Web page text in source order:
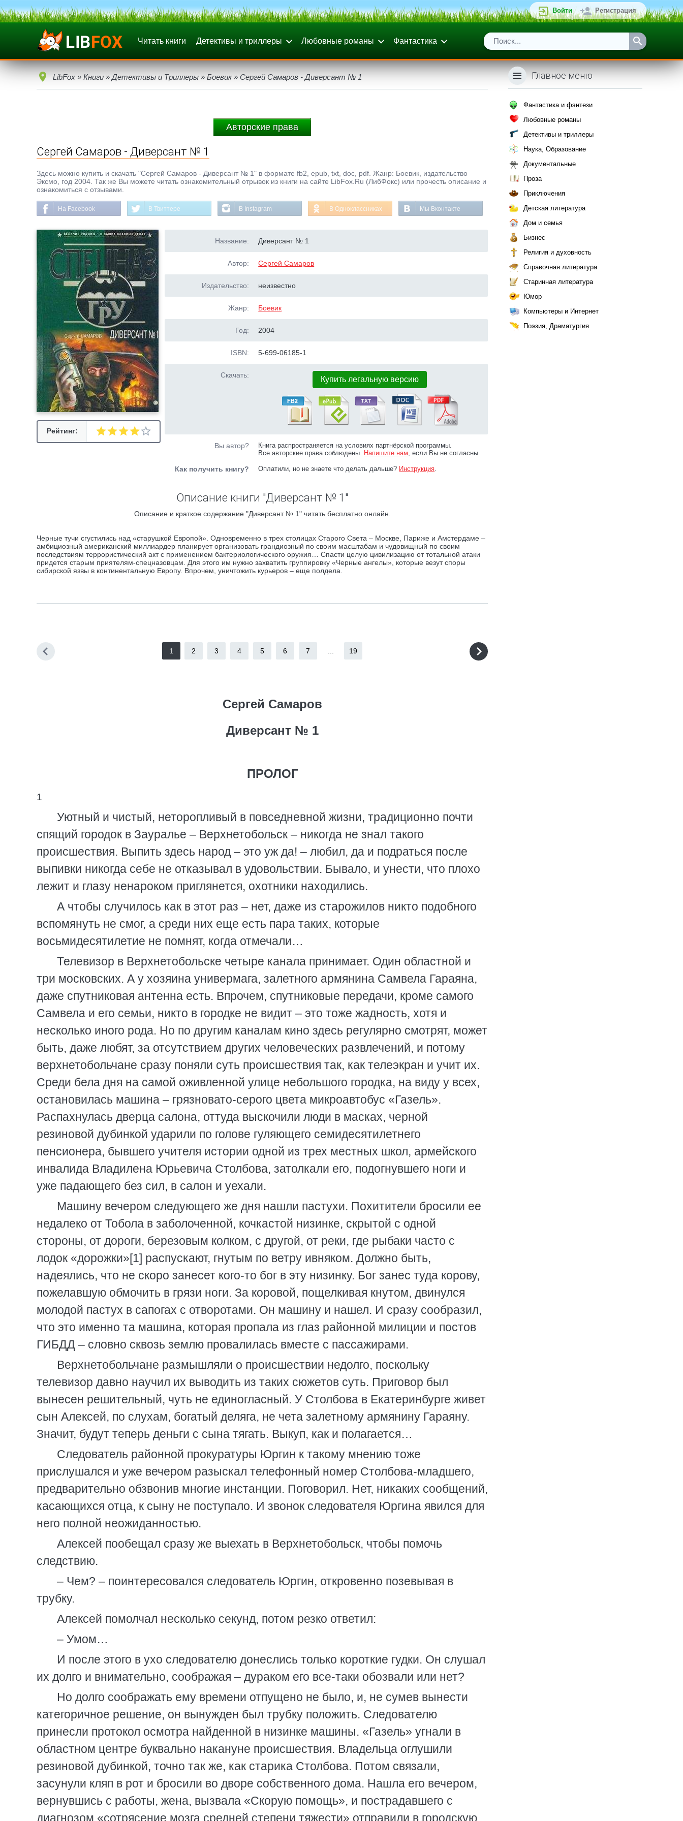
Войти Регистрация
Читать книги Детективы и триллеры Любовные романы Фантастика
LibFox » Книги » Детективы и Триллеры » Боевик» Сергей Самаров - Диверсант № 1
Авторские права
Сергей Самаров - Диверсант № 1
Здесь можно купить и скачать "Сергей Самаров - Диверсант № 1" в формате fb2, epub, txt, doc, pdf. Жанр: Боевик, издательство
Эксмо, год 2004. Так же Вы можете читать ознакомительный отрывок из книги на сайте LibFox.Ru (ЛибФокс) или прочесть описание и
ознакомиться с отзывами.
На Facebook В Твиттере В Instagram В Одноклассниках Мы Вконтакте
Рейтинг:
Название: Диверсант № 1
Автор: Сергей Самаров
Издательство: неизвестно
Жанр: Боевик
Год: 2004
ISBN: 5-699-06185-1
Скачать: Купить легальную версию
Вы автор?
Книга распространяется на условиях партнёрской программы.
Все авторские права соблюдены. Напишите нам, если Вы не согласны.
Как получить книгу? Оплатили, но не знаете что делать дальше? Инструкция.
Описание книги "Диверсант № 1"
Описание и краткое содержание "Диверсант № 1" читать бесплатно онлайн.
Черные тучи сгустились над «старушкой Европой». Одновременно в трех столицах Старого Света – Москве, Париже и Амстердаме –
амбициозный американский миллиардер планирует организовать грандиозный по своим масштабам и чудовищный по своим
последствиям террористический акт с применением бактериологического оружия… Спасти целую цивилизацию от тотальной атаки
придется старым приятелям-спецназовцам. Для этого им нужно захватить группировку «Черные ангелы», которые везут споры
сибирской язвы в континентальную Европу. Впрочем, уничтожить курьеров – еще полдела.
1 2 3 4 5 6 7 19
Сергей Самаров
Диверсант № 1
ПРОЛОГ
1
Уютный и чистый, неторопливый в повседневной жизни, традиционно почти
спящий городок в Зауралье – Верхнетобольск – никогда не знал такого
происшествия. Выпить здесь народ – это уж да! – любил, да и подраться после
выпивки никогда себе не отказывал в удовольствии. Бывало, и унести, что плохо
лежит и глазу ненароком приглянется, охотники находились.
А чтобы случилось как в этот раз – нет, даже из старожилов никто подобного
вспомянуть не смог, а среди них еще есть пара таких, которые
восьмидесятилетие не помнят, когда отмечали…
Телевизор в Верхнетобольске четыре канала принимает. Один областной и
три московских. А у хозяина универмага, залетного армянина Самвела Гараяна,
даже спутниковая антенна есть. Впрочем, спутниковые передачи, кроме самого
Самвела и его семьи, никто в городке не видит – это тоже жадность, хотя и
несколько иного рода. Но по другим каналам кино здесь регулярно смотрят, может
быть, даже любят, за отсутствием других человеческих развлечений, и потому
верхнетобольчане сразу поняли суть происшествия так, как телеэкран и учит их.
Cреди бела дня на самой оживленной улице небольшого городка, на виду у всех,
остановилась машина – грязновато-серого цвета микроавтобус «Газель».
Распахнулась дверца салона, оттуда выскочили люди в масках, черной
резиновой дубинкой ударили по голове гуляющего семидесятилетнего
пенсионера, бывшего учителя истории одной из трех местных школ, армейского
инвалида Владилена Юрьевича Столбова, затолкали его, подогнувшего ноги и
уже падающего без сил, в салон и уехали.
Машину вечером следующего же дня нашли пастухи. Похитители бросили ее
недалеко от Тобола в заболоченной, кочкастой низинке, скрытой с одной
стороны, от дороги, березовым колком, с другой, от реки, где рыбаки часто с
лодок «дорожки»[1] распускают, гнутым по ветру ивняком. Должно быть,
надеялись, что не скоро занесет кого-то бог в эту низинку. Бог занес туда корову,
пожелавшую обмочить в грязи ноги. За коровой, пощелкивая кнутом, двинулся
молодой пастух в сапогах с отворотами. Он машину и нашел. И сразу сообразил,
что это именно та машина, которая пропала из глаз районной милиции и постов
ГИБДД – словно сквозь землю провалилась вместе с пассажирами.
Верхнетобольчане размышляли о происшествии недолго, поскольку
телевизор давно научил их выводить из таких сюжетов суть. Приговор был
вынесен решительный, чуть не единогласный. У Столбова в Екатеринбурге живет
сын Алексей, по слухам, богатый деляга, не чета залетному армянину Гараяну.
Значит, будут теперь деньги с сына тягать. Выкуп, как и полагается…
Следователь районной прокуратуры Юргин к такому мнению тоже
прислушался и уже вечером разыскал телефонный номер Столбова-младшего,
предварительно обзвонив многие инстанции. Поговорил. Нет, никаких сообщений,
касающихся отца, к сыну не поступало. И звонок следователя Юргина явился для
него полной неожиданностью.
Алексей пообещал сразу же выехать в Верхнетобольск, чтобы помочь
следствию.
– Чем? – поинтересовался следователь Юргин, откровенно позевывая в
трубку.
Алексей помолчал несколько секунд, потом резко ответил:
– Умом…
И после этого в ухо следователю донеслись только короткие гудки. Он слушал
их долго и внимательно, соображая – дураком его все-таки обозвали или нет?
Но долго соображать ему времени отпущено не было, и, не сумев вынести
категоричное решение, он вынужден был трубку положить. Следователю
принесли протокол осмотра найденной в низинке машины. «Газель» угнали в
областном центре буквально накануне происшествия. Владельца оглушили
резиновой дубинкой, точно так же, как старика Столбова. Потом связали,
засунули кляп в рот и бросили во дворе собственного дома. Нашла его вечером,
вернувшись с работы, жена, вызвала «Скорую помощь», и пострадавшего с
диагнозом «сотрясение мозга средней степени тяжести» отправили в городскую
Главное меню
Фантастика и фэнтези
Любовные романы
Детективы и триллеры
Наука, Образование
Документальные
Проза
Приключения
Детская литература
Дом и семья
Бизнес
Религия и духовность
Справочная литература
Старинная литература
Юмор
Компьютеры и Интернет
Поэзия, Драматургия